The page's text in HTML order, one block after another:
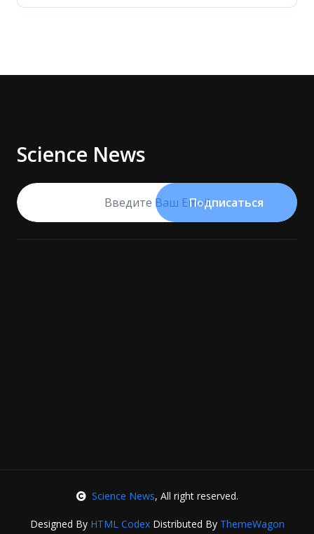
Science News
Подписаться
Science News, All right reserved.
Designed By HTML CodexDistributed By ThemeWagon